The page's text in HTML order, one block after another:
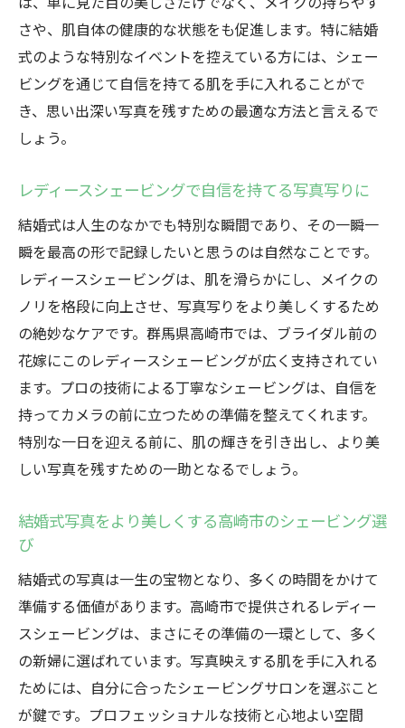
さや、肌自体の健康的な状態をも促進します。特に結婚
式のような特別なイベントを控えている方には、シェー
ビングを通じて自信を持てる肌を手に入れることがで
き、思い出深い写真を残すための最適な方法と言えるで
しょう。
レディースシェービングで自信を持てる写真写りに
結婚式は人生のなかでも特別な瞬間であり、その一瞬一
瞬を最高の形で記録したいと思うのは自然なことです。
レディースシェービングは、肌を滑らかにし、メイクの
ノリを格段に向上させ、写真写りをより美しくするため
の絶妙なケアです。群馬県高崎市では、ブライダル前の
花嫁にこのレディースシェービングが広く支持されてい
ます。プロの技術による丁寧なシェービングは、自信を
持ってカメラの前に立つための準備を整えてくれます。
特別な一日を迎える前に、肌の輝きを引き出し、より美
しい写真を残すための一助となるでしょう。
結婚式写真をより美しくする高崎市のシェービング選
び
結婚式の写真は一生の宝物となり、多くの時間をかけて
準備する価値があります。高崎市で提供されるレディー
スシェービングは、まさにその準備の一環として、多く
の新婦に選ばれています。写真映えする肌を手に入れる
ためには、自分に合ったシェービングサロンを選ぶこと
が鍵です。プロフェッショナルな技術と心地よい空間